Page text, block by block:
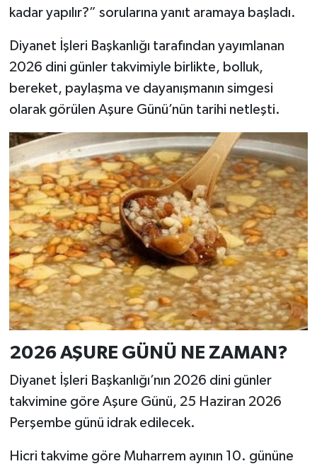
kadar yapılır?” sorularına yanıt aramaya başladı.
Diyanet İşleri Başkanlığı tarafından yayımlanan
2026 dini günler takvimiyle birlikte, bolluk,
bereket, paylaşma ve dayanışmanın simgesi
olarak görülen Aşure Günü’nün tarihi netleşti.
2026 AŞURE GÜNÜ NE ZAMAN?
Diyanet İşleri Başkanlığı’nın 2026 dini günler
takvimine göre Aşure Günü, 25 Haziran 2026
Perşembe günü idrak edilecek.
Hicri takvime göre Muharrem ayının 10. gününe